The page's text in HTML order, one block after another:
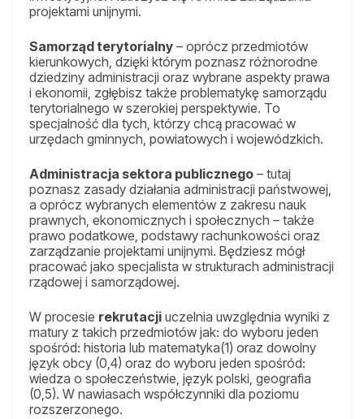
projektami unijnymi.
Samorząd terytorialny – oprócz przedmiotów
kierunkowych, dzięki którym poznasz różnorodne
dziedziny administracji oraz wybrane aspekty prawa
i ekonomii, zgłębisz także problematykę samorządu
terytorialnego w szerokiej perspektywie. To
specjalność dla tych, którzy chcą pracować w
urzędach gminnych, powiatowych i wojewódzkich.
Administracja sektora publicznego – tutaj
poznasz zasady działania administracji państwowej,
a oprócz wybranych elementów z zakresu nauk
prawnych, ekonomicznych i społecznych – także
prawo podatkowe, podstawy rachunkowości oraz
zarządzanie projektami unijnymi. Będziesz mógł
pracować jako specjalista w strukturach administracji
rządowej i samorządowej.
W procesie rekrutacji uczelnia uwzględnia wyniki z
matury z takich przedmiotów jak: do wyboru jeden
spośród: historia lub matematyka(1) oraz dowolny
język obcy (0,4) oraz do wyboru jeden spośród:
wiedza o społeczeństwie, język polski, geografia
(0,5). W nawiasach współczynniki dla poziomu
rozszerzonego.